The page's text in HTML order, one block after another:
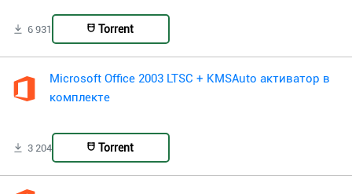
6 931 Torrent
Microsoft Office 2003 LTSC + KMSAuto активатор в
комплекте
3 204 Torrent